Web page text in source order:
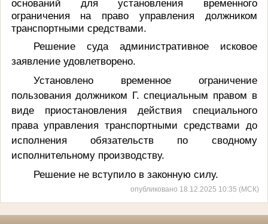
оснований для установления временного
ограничения на право управления должником
транспортными средствами.
Решение суда административное исковое
заявление удовлетворено.
Установлено временное ограничение
пользования должником Г. специальным правом в
виде приостановления действия специального
права управления транспортными средствами до
исполнения обязательств по сводному
исполнительному производству.
Решение не вступило в законную силу.
опубликовано 18.12.2025 10:35 (МСК)